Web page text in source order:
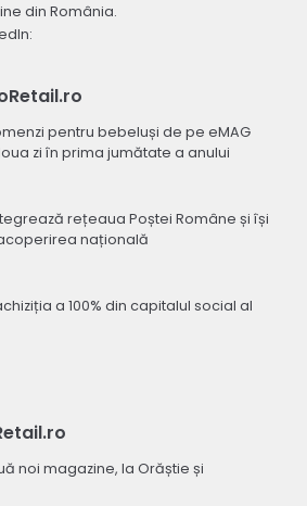
din România.
pentru bebeluși de pe eMAG
zi în prima jumătate a anului
rețeaua Poștei Române și își
națională
a 100% din capitalul social al
noi magazine, la Orăștie și